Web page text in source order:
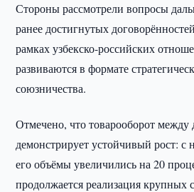
Стороны рассмотрели вопросы
ранее достигнутых
рамках узбекско-российских
развиваются в формате
союзничества.
Отмечено, что товарооборот между
демонстрирует устойчивый рост: с
его объёмы увеличились на 20
продолжается реализация крупных